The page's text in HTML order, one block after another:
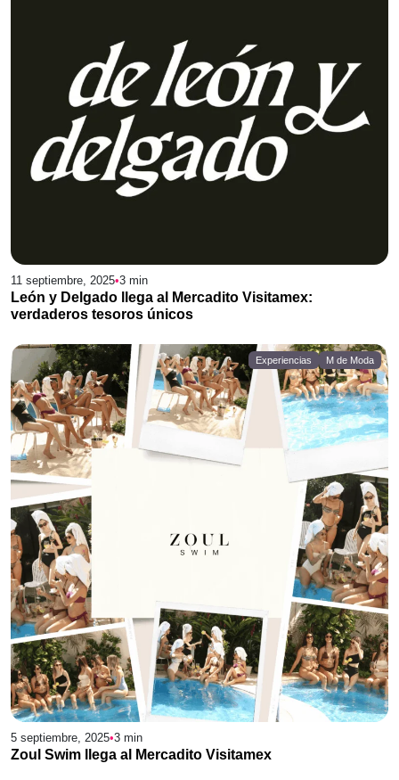
11 septiembre, 2025•3 min
León y Delgado llega al Mercadito Visitamex:
verdaderos tesoros únicos
Experiencias M de Moda
5 septiembre, 2025•3 min
Zoul Swim llega al Mercadito Visitamex